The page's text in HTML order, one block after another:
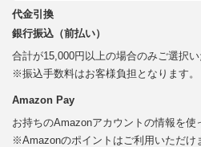
代金引換
銀行振込（前払い）
合計が15,000円以上の場合のみご選択い
※振込手数料はお客様負担となります。
Amazon Pay
お持ちのAmazonアカウントの情報を使
※Amazonのポイントはご利用いただけ